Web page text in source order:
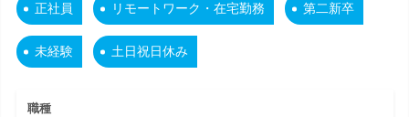
正社員 リモートワーク・在宅勤務 第二新卒
未経験 土日祝日休み
職種